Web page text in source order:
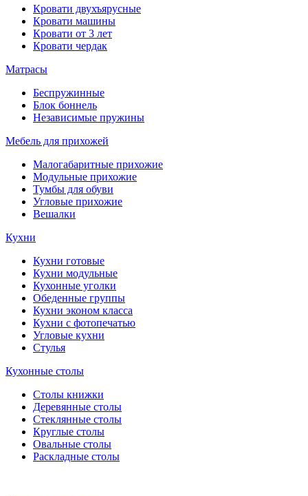
Кровати двухъярусные
Кровати машины
Кровати от 3 лет
Кровати чердак
Матрасы
Беспружинные
Блок боннель
Независимые пружины
Мебель для прихожей
Малогабаритные прихожие
Модульные прихожие
Тумбы для обуви
Угловые прихожие
Вешалки
Кухни
Кухни готовые
Кухни модульные
Кухонные уголки
Обеденные группы
Кухни эконом класса
Кухни с фотопечатью
Угловые кухни
Стулья
Кухонные столы
Столы книжки
Деревянные столы
Стеклянные столы
Круглые столы
Овальные столы
Раскладные столы